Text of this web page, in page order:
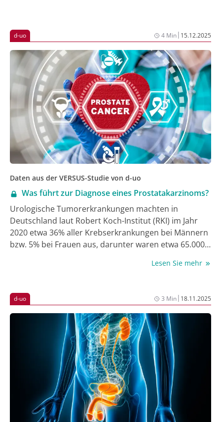
d-uo 4 Min| 15.12.2025
Daten aus der VERSUS-Studie von d-uo
Was führt zur Diagnose eines Prostatakarzinoms?
Urologische Tumorerkrankungen machten in
Deutschland laut Robert Koch-Institut (RKI) im Jahr
2020 etwa 36% aller Krebserkrankungen bei Männern
bzw. 5% bei Frauen aus, darunter waren etwa 65.000
Viele Fragen der ambulanten Diagnostik, Therapie
sind in Deutschland leider unzureichend untersucht.
Ziel der VERSUS-Studie ist daher die standardisierte
Dokumentation und wissenschaftliche Auswertung
der Versorgungsqualität dieser Tumorerkrankungen.
Eine aktuelle Auswertung der Studie, die hier
vorgestellt wird, beleuchtet den Anlass, der zur
Diagnose eines Prostatakarzinoms geführt hat.
Lesen Sie mehr
d-uo 3 Min| 18.11.2025